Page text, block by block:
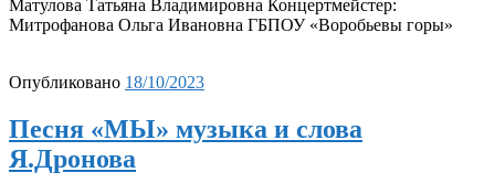
Матулова Татьяна Владимировна Концертмейстер:
Митрофанова Ольга Ивановна ГБПОУ «Воробьевы горы»
Опубликовано 18/10/2023
Песня «МЫ» музыка и слова
Я.Дронова